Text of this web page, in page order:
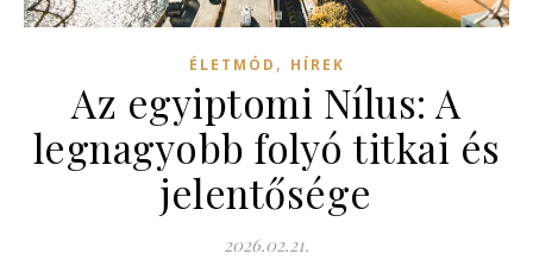
ÉLETMÓD , HÍREK
Az egyiptomi Nílus: A
legnagyobb folyó titkai és
jelentősége
2026.02.21.